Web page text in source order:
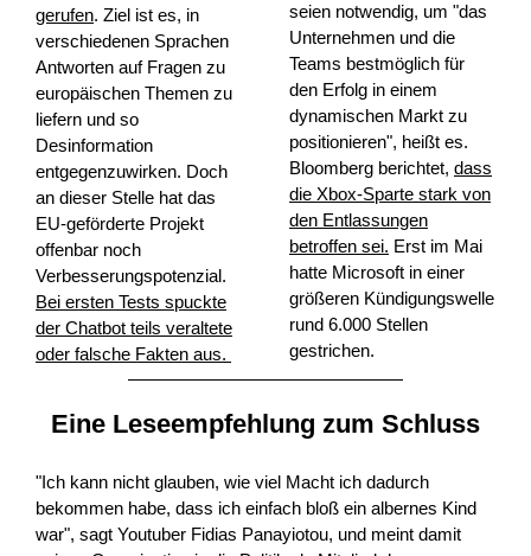
gerufen. Ziel ist es, in
verschiedenen Sprachen
Antworten auf Fragen zu
europäischen Themen zu
liefern und so
Desinformation
entgegenzuwirken. Doch
an dieser Stelle hat das
EU-geförderte Projekt
offenbar noch
Verbesserungspotenzial.
Bei ersten Tests spuckte
der Chatbot teils veraltete
oder falsche Fakten aus.
seien notwendig, um "das
Unternehmen und die
Teams bestmöglich für
den Erfolg in einem
dynamischen Markt zu
positionieren", heißt es.
Bloomberg berichtet, dass
die Xbox-Sparte stark von
den Entlassungen
betroffen sei. Erst im Mai
hatte Microsoft in einer
größeren Kündigungswelle
rund 6.000 Stellen
gestrichen.
Eine Leseempfehlung zum Schluss
"Ich kann nicht glauben, wie viel Macht ich dadurch
bekommen habe, dass ich einfach bloß ein albernes Kind
war", sagt Youtuber Fidias Panayiotou, und meint damit